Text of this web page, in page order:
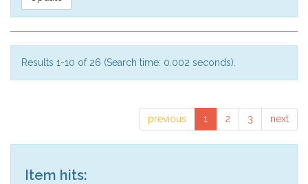
Results 1-10 of 26 (Search time: 0.002 seconds).
previous 1 2 3 next
Item hits: